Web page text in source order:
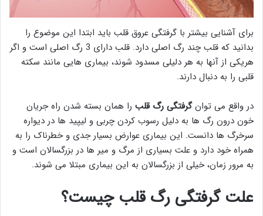
برای آشنایی بیشتر با گرفتگی عروق قلب باید ابتدا این موضوع را
بدانید که قلب چند رگ اصلی دارد. قلب دارای 3 رگ اصلی است و اگر
هریکی از آنها به هر دلیلی مسدود شوند، بیماری هایی مانند سکته
قلبی را به دنبال دارند.
در واقع می توانگرفتگی رگ قلب را همان بسته شدن راه جریان
خون درون رگ ها به دلیل رسوب کردن چربی و لیپید ها در دیواره
سرخرگ ها دانست. این بیماری عوارض بسیار جدی و خطرناک را به
همراه خود دارد و علت بسیاری از مرگ و میر ها در بزرگسالان است و
به مرور زمان، خیلی از بزرگسالان به این بیماری مبتلا می شوند.
علت گرفتگی رگ قلب چیست؟